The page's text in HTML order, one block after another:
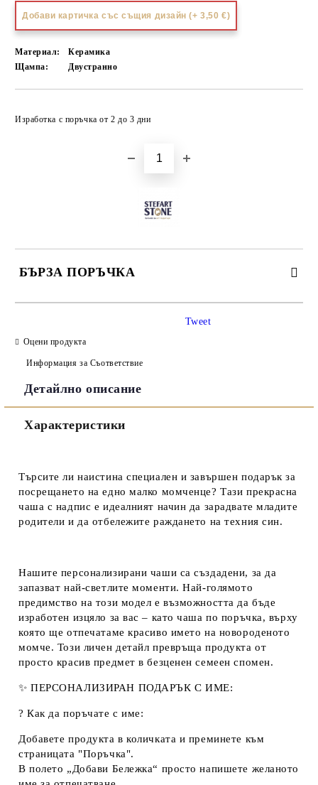
Добави картичка със същия дизайн (+ 3,50 €)
Материал:
Керамика
Щампа:
Двустранно
Изработка с поръчка от 2 до 3 дни
БЪРЗА ПОРЪЧКА
Ние ще се свържем с вас в рамките на работния ден.
Tweet
Оцени продукта
Информация за Съответствие
Детайлно описание
Характеристики
Търсите ли наистина специален и завършен подарък за
посрещането на едно малко момченце? Тази прекрасна
чаша с надпис е идеалният начин да зарадвате младите
родители и да отбележите раждането на техния син.
Нашите персонализирани чаши са създадени, за да
запазват най-светлите моменти. Най-голямото
предимство на този модел е възможността да бъде
изработен изцяло за вас – каточаша по поръчка, върху
която ще отпечатаме красиво името на новороденото
момче. Този личен детайл превръща продукта от
просто красив предмет в безценен семеен спомен.
✨ПЕРСОНАЛИЗИРАН ПОДАРЪК С ИМЕ:
?Как да поръчате с име:
Добавете продукта в количката и преминете към
страницата "Поръчка".
В полето „Добави Бележка“ просто напишете желаното